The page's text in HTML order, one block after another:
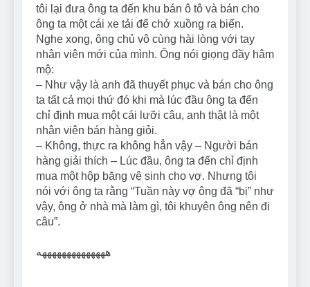
tôi lại đưa ông ta đến khu bán ô tô và bán cho
ông ta một cái xe tải để chở xuồng ra biển.
Nghe xong, ông chủ vô cùng hài lòng với tay
nhân viên mới của mình. Ông nói giọng đầy hâm
mộ:
– Như vậy là anh đã thuyết phục và bán cho ông
ta tất cả mọi thứ đó khi mà lúc đầu ông ta đến
chỉ định mua một cái lưỡi câu, anh thật là một
nhân viên bán hàng giỏi.
– Không, thực ra không hẳn vậy – Người bán
hàng giải thích – Lúc đầu, ông ta đến chỉ định
mua một hộp băng vệ sinh cho vợ. Nhưng tôi
nói với ông ta rằng “Tuần này vợ ông đã “bị” như
vậy, ông ở nhà mà làm gì, tôi khuyên ông nên đi
câu”.
ههههههههههههههه